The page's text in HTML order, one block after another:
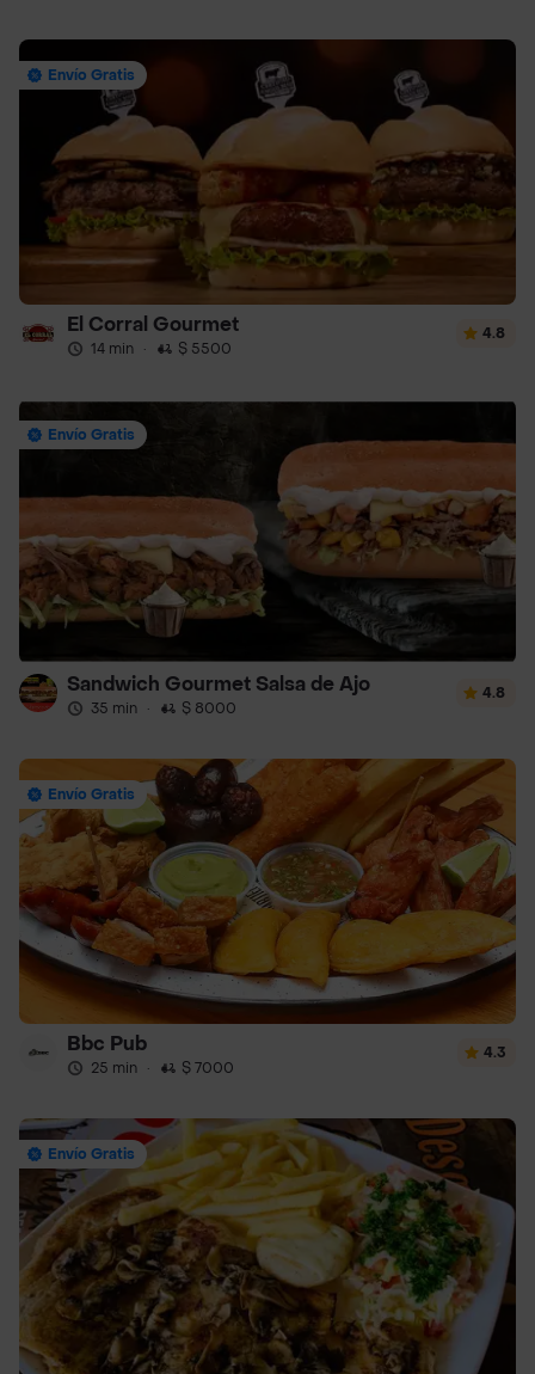
Envío Gratis
El Corral Gourmet
14 min · $ 5500
4.8
Envío Gratis
Sandwich Gourmet Salsa de Ajo
35 min · $ 8000
4.8
Envío Gratis
Bbc Pub
25 min · $ 7000
4.3
Envío Gratis